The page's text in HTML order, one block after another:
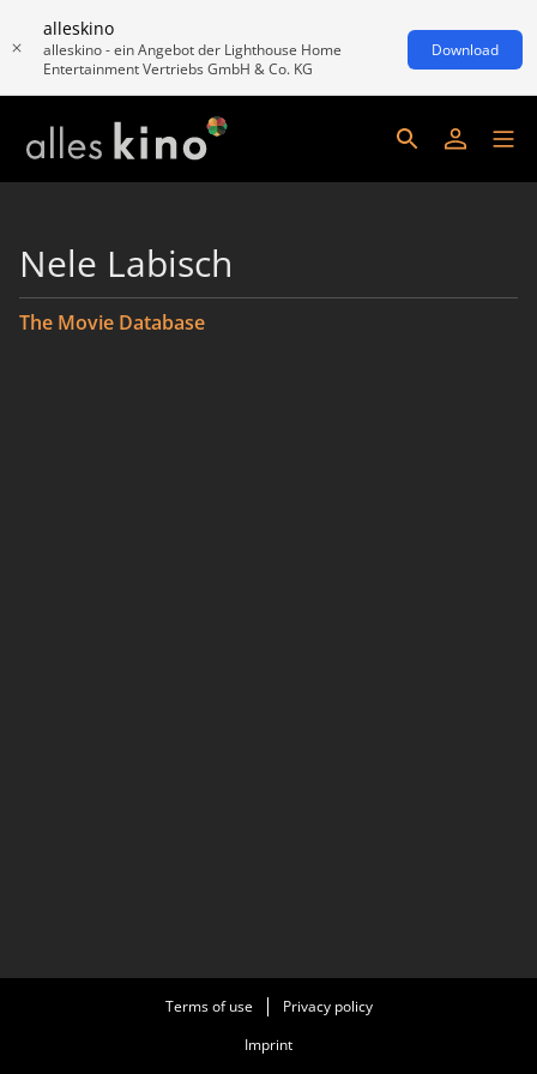
alleskino
alleskino - ein Angebot der Lighthouse Home
Entertainment Vertriebs GmbH & Co. KG
Download
Nele Labisch
The Movie Database
Terms of use
Privacy policy
Imprint